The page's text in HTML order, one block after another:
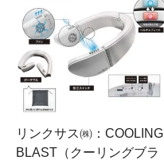
リンクサス㈱：COOLING
BLAST（クーリングブラ